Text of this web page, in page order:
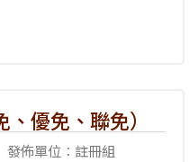
優免、聯免）
發佈單位：註冊組